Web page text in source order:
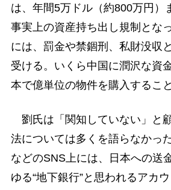
は、年間5万ドル（約800万円）
事実上の資産持ち出し規制とな
には、罰金や禁錮刑、私財没収
受ける。いくら中国に潤沢な資
本で億単位の物件を購入するこ
劉氏は「関知していない」と
法については多くを語らなかっ
などのSNS上には、日本への送
ゆる“地下銀行”と思われるアカ